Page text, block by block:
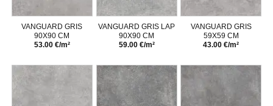
VANGUARD GRIS
90X90 CM
53.00 €/m²
VANGUARD GRIS LAP
90X90 CM
59.00 €/m²
VANGUARD GRIS
59X59 CM
43.00 €/m²